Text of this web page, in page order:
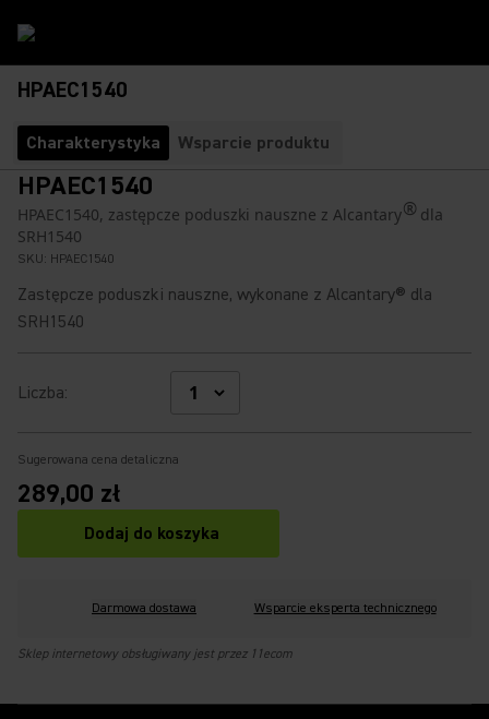
HPAEC1540
Charakterystyka Wsparcie produktu
HPAEC1540
HPAEC1540, zastępcze poduszki nauszne z Alcantary® dla
SRH1540
SKU: HPAEC1540
Zastępcze poduszki nauszne, wykonane z Alcantary® dla
SRH1540
Liczba:
Sugerowana cena detaliczna
289,00 zł
Dodaj do koszyka
Darmowa dostawa Wsparcie eksperta technicznego
Sklep internetowy obsługiwany jest przez 11ecom